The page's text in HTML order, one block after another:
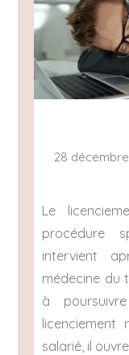
28 décembre
Le
procédure
intervient
médecine du
à
licenciement
salarié, il